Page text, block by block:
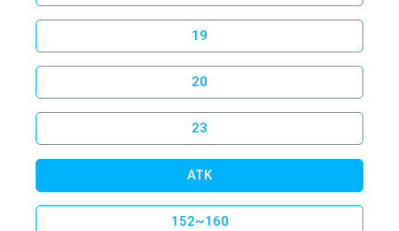
19
20
23
ATK
152~160
We switched to Flyff Universe